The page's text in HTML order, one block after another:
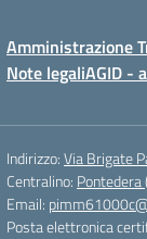
Amministrazione
Note legaliAGID -
Indirizzo:Via Brigate
Centralino:
Email:
Posta elettronica